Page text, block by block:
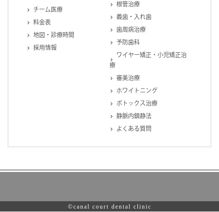
チーム医療
料金表
地図・診療時間
採用情報
根管治療
義歯・入れ歯
歯周病治療
予防歯科
ワイヤー矯正・小児矯正治
療
審美治療
ホワイトニング
ボトックス治療
静脈内鎮静法
よくある質問
©canal court dental clinic